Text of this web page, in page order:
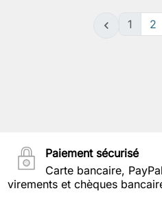
 1 2
Paiement sécurisé
Carte bancaire,
virements et chèques